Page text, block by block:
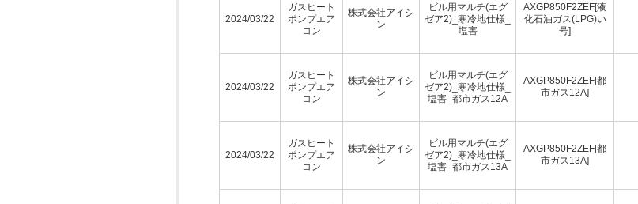
2024/03/22
ガスヒート
ポンプエア
コン
株式会社アイシ
ン
ビル用マルチ(エグ
ゼア2)_寒冷地仕様_
塩害
AXGP850F2ZEF[液
化石油ガス(LPG)い
号]
2024/03/22
ガスヒート
ポンプエア
コン
株式会社アイシ
ン
ビル用マルチ(エグ
ゼア2)_寒冷地仕様_
塩害_都市ガス12A
AXGP850F2ZEF[都
市ガス12A]
2024/03/22
ガスヒート
ポンプエア
コン
株式会社アイシ
ン
ビル用マルチ(エグ
ゼア2)_寒冷地仕様_
塩害_都市ガス13A
AXGP850F2ZEF[都
市ガス13A]